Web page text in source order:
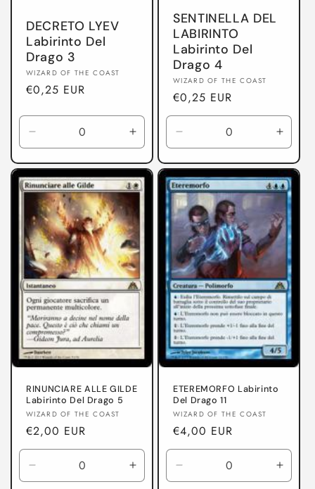
Del
Drago
Del
Drago
DECRETO LYEV
Labirinto Del
Drago 3
Produttore:
WIZARD OF THE COAST
Prezzo
€0,25 EUR
Diminuisci
quantità
per
Labirinto
Del
Drago
Aumenta
quantità
per
Labirinto
Del
Drago
SENTINELLA DEL
LABIRINTO
Labirinto Del
Drago 4
Produttore:
WIZARD OF THE COAST
Prezzo
di
listino
€0,25 EUR
Diminuisci
quantità
per
Labirinto
Del
Drago
per
Del
Drago
RINUNCIARE ALLE GILDE
Labirinto Del Drago 5
Produttore:
WIZARD OF THE COAST
Prezzo
di
listino
€2,00 EUR
Diminuisci
quantità
Aumenta
quantità
ETEREMORFO Labirinto
Del Drago 11
Produttore:
WIZARD OF THE COAST
Prezzo
di
listino
€4,00 EUR
Diminuisci
quantità